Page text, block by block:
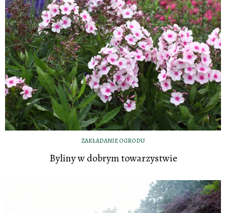
ZAKŁADANIE OGRODU
Byliny w dobrym towarzystwie